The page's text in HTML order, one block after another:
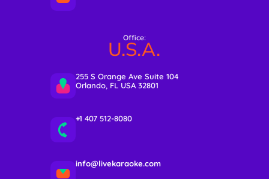
Office:
U.S.A.
255 S Orange Ave Suite 104
Orlando, FL USA 32801
+1 407 512-8080
info@livekaraoke.com